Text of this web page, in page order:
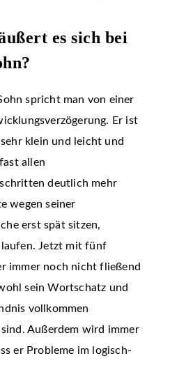
es sich bei
spricht man von einer
Er ist
klein und leicht und
allen
deutlich mehr
wegen seiner
erst spät sitzen,
laufen. Jetzt mit fünf
immer noch nicht fließend
sein Wortschatz und
vollkommen
Außerdem wird immer
er Probleme im logisch-